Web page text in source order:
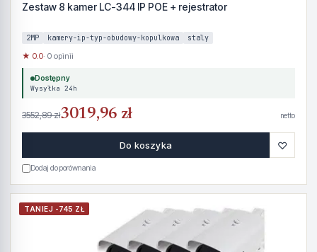
Zestaw 8 kamer LC-344 IP POE + rejestrator
2MP kamery-ip-typ-obudowy-kopulkowa staly
★ 0.0· 0 opinii
Dostępny
Wysyłka 24h
3552,89 zł3019,96 zł netto
Do koszyka ♡
Dodaj do porównania
TANIEJ -745 ZŁ